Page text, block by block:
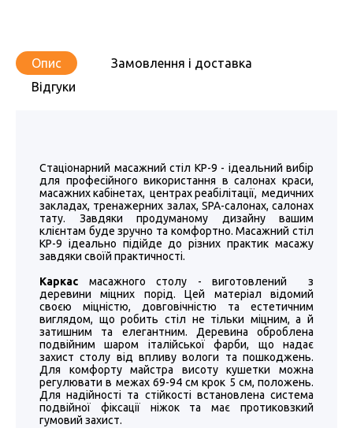
Опис
Замовлення і доставка
Відгуки
Стаціонарний масажний стіл КР-9 - ідеальний вибір
для професійного використання в салонах краси,
масажних кабінетах, центрах реабілітації, медичних
закладах, тренажерних залах, SPA-салонах, салонах
тату. Завдяки продуманому дизайну вашим
клієнтам буде зручно та комфортно. Масажний стіл
КР-9 ідеально підійде до різних практик масажу
завдяки своїй практичності.
Каркас масажного столу - виготовлений з
деревини міцних порід. Цей матеріал відомий
своєю міцністю, довговічністю та естетичним
виглядом, що робить стіл не тільки міцним, а й
затишним та елегантним. Деревина оброблена
подвійним шаром італійської фарби, що надає
захист столу від впливу вологи та пошкоджень.
Для комфорту майстра висоту кушетки можна
регулювати в межах 69-94 см крок 5 см, положень.
Для надійності та стійкості встановлена система
подвійної фіксації ніжок та має протиковзкий
гумовий захист.